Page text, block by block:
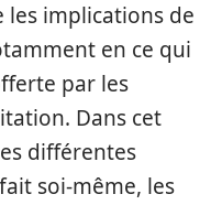
implications de
en ce qui
par les
Dans cet
différentes
soi-même, les